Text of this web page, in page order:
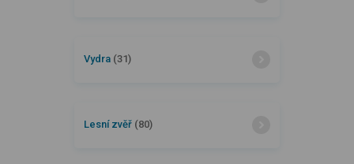
Vydra (31)
Lesní zvěř (80)